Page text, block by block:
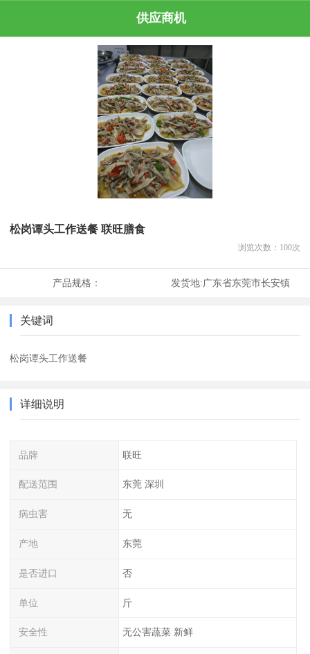
供应商机
松岗谭头工作送餐 联旺膳食
浏览次数： 100次
产品规格： 发货地:广东省东莞市长安镇
关键词
松岗谭头工作送餐
详细说明
品牌 联旺
配送范围 东莞 深圳
病虫害 无
产地 东莞
是否进口 否
单位 斤
安全性 无公害蔬菜 新鲜